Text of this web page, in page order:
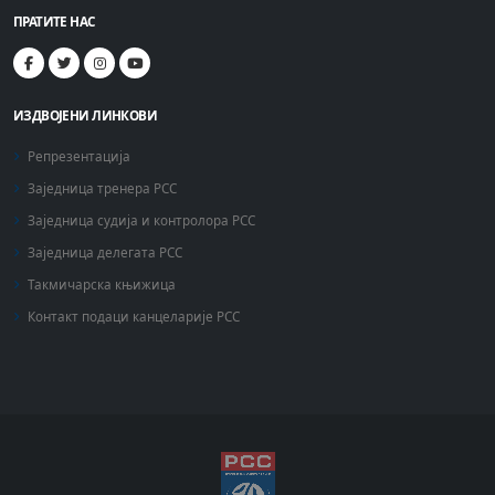
ПРАТИТЕ НАС
ИЗДВОЈЕНИ ЛИНКОВИ
Репрезентација
Заједница тренера РСС
Заједница судија и контролора РСС
Заједница делегата РСС
Такмичарска књижица
Контакт подаци канцеларије РСС